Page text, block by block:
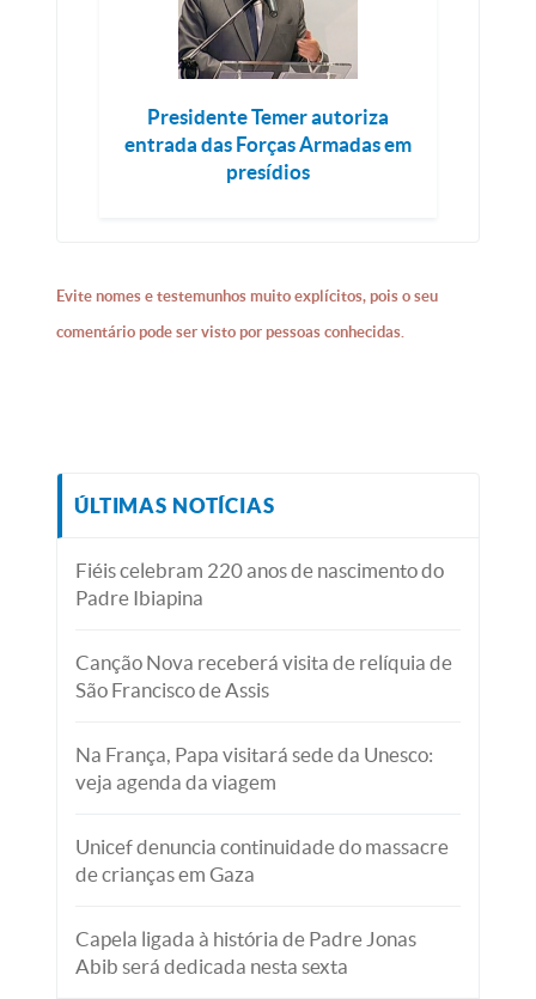
Presidente Temer autoriza
entrada das Forças Armadas em
presídios
Evite nomes e testemunhos muito explícitos, pois o seu
comentário pode ser visto por pessoas conhecidas.
ÚLTIMAS NOTÍCIAS
Fiéis celebram 220 anos de nascimento do
Padre Ibiapina
Canção Nova receberá visita de relíquia de
São Francisco de Assis
Na França, Papa visitará sede da Unesco:
veja agenda da viagem
Unicef denuncia continuidade do massacre
de crianças em Gaza
Capela ligada à história de Padre Jonas
Abib será dedicada nesta sexta